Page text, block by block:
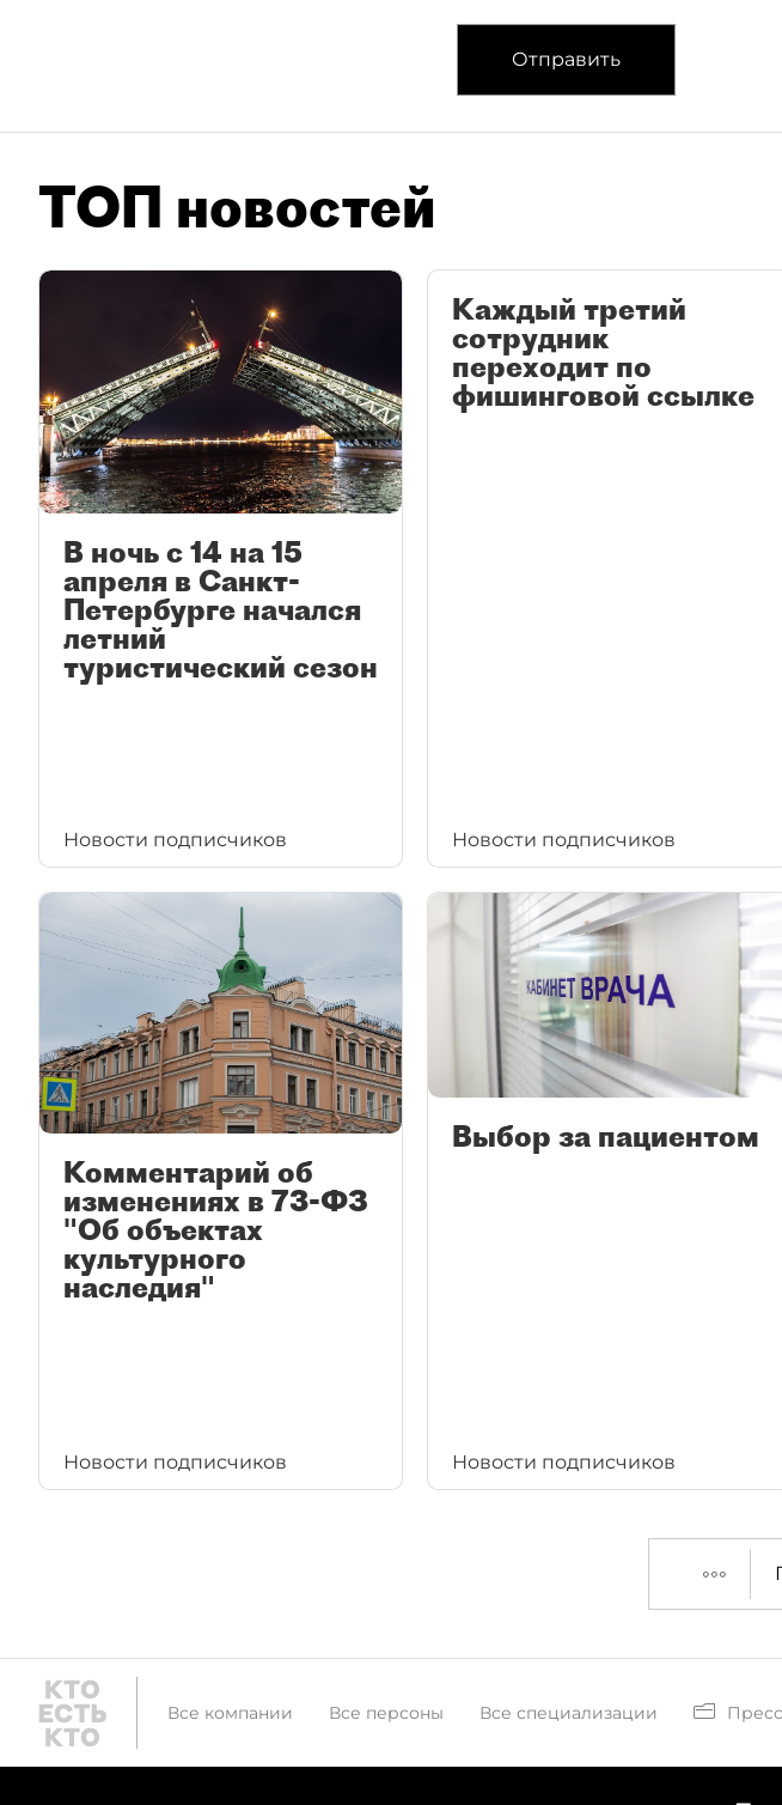
Отправить
ТОП новостей
В ночь с 14 на 15
апреля в Санкт-
Петербурге начался
летний
туристический сезон
Новости подписчиков
Каждый третий
сотрудник
переходит по
фишинговой ссылке
Новости подписчиков
Комментарий об
изменениях в 73-ФЗ
"Об объектах
культурного
наследия"
Новости подписчиков
Выбор за пациентом
Новости подписчиков
Все компании Все персоны Все специализации